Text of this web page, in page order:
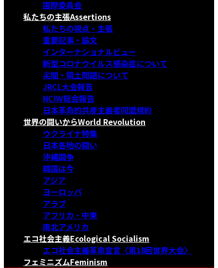
国際委員会
私たちの主張Assertions
私たちの視点・主張
重要記事・論文
インターナショナルビュー
新型コロナウイルス感染症について
尖閣・領土問題について
JRCL大会報告
NCIW総会報告
日本革命的共産主義者同盟規約
世界の闘いからWorld Revolution
ウクライナ特集
日本各地の闘い
沖縄闘争
韓国は今
アジア
ヨーロッパ
アラブ
アフリカ・中東
南北アメリカ
エコ社会主義Ecological Socialism
エコ社会主義革命宣言〈第18回世界大会〉
フェミニズムFeminism